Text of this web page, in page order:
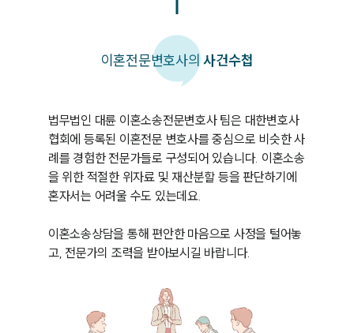
이혼전문변호사의사건수첩
법무법인 대륜 이혼소송전문변호사 팀은 대한변호사
협회에 등록된 이혼전문 변호사를 중심으로 비슷한 사
례를 경험한 전문가들로 구성되어 있습니다. 이혼소송
을 위한 적절한 위자료 및 재산분할 등을 판단하기에
혼자서는 어려울 수도 있는데요.
이혼소송상담을 통해 편안한 마음으로 사정을 털어놓
고, 전문가의 조력을 받아보시길 바랍니다.